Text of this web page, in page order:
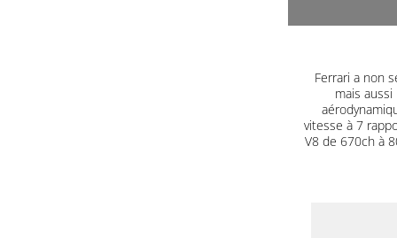
Ferrari a non
mais
vitesse à 7
V8 de 670ch à